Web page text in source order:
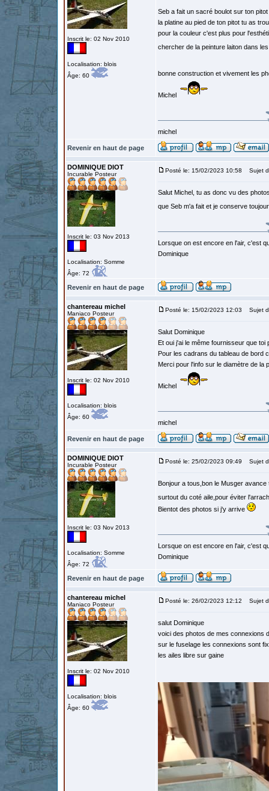
Inscrit le: 02 Nov 2010
Localisation: blois
Âge: 60
Seb a fait un sacré boulot sur ton
la platine au pied de ton pitot tu as
pour la couleur c'est plus pour
chercher de la peinture laiton dans
bonne construction et vivement les
Michel
michel
Revenir en haut de page
DOMINIQUE DIOT
Incurable Posteur
Inscrit le: 03 Nov 2013
Localisation: Somme
Âge: 72
Posté le: 15/02/2023 10:58 Sujet
Salut Michel, tu as donc vu des
que Seb m'a fait et je conserve
Lorsque on est encore en l'air, c'est
Dominique
Revenir en haut de page
chantereau michel
Maniaco Posteur
Inscrit le: 02 Nov 2010
Localisation: blois
Âge: 60
Posté le: 15/02/2023 12:03 Sujet
Salut Dominique
Et oui j'ai le même fournisseur que
Pour les cadrans du tableau de bord
Merci pour l'info sur le diamètre de la
Michel
michel
Revenir en haut de page
DOMINIQUE DIOT
Incurable Posteur
Inscrit le: 03 Nov 2013
Localisation: Somme
Âge: 72
Posté le: 25/02/2023 09:49 Sujet
Bonjour a tous,bon le Musger
surtout du coté aile,pour éviter
Bientot des photos si j'y arrive
Lorsque on est encore en l'air, c'est
Dominique
Revenir en haut de page
chantereau michel
Maniaco Posteur
Inscrit le: 02 Nov 2010
Localisation: blois
Âge: 60
Posté le: 26/02/2023 12:12 Sujet
salut Dominique
voici des photos de mes connexions
sur le fuselage les connexions sont
les ailes libre sur gaine